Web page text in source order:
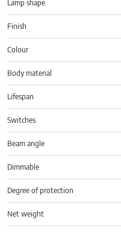
Lamp shape
Finish
Colour
Body material
Lifespan
Switches
Beam angle
Dimmable
Degree of protection
Net weight